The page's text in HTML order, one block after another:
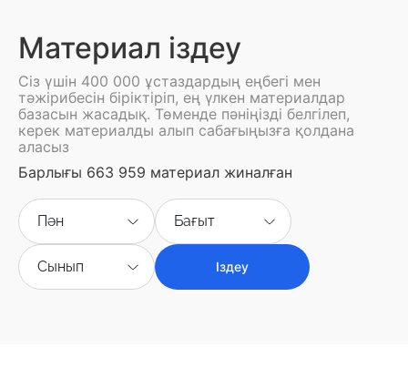
Материал іздеу
Сіз үшін 400 000 ұстаздардың еңбегі мен
тәжірибесін біріктіріп, ең үлкен материалдар
базасын жасадық. Төменде пәніңізді белгілеп,
керек материалды алып сабағыңызға қолдана
аласыз
Барлығы 663 959 материал жиналған
Пән Бағыт
Сынып Іздеу